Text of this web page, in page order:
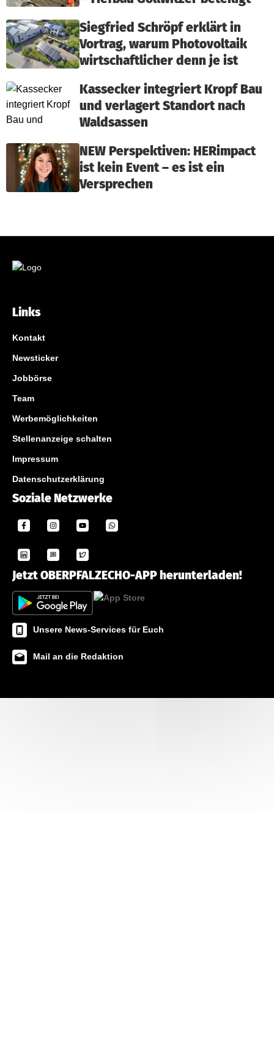
Siegfried Schröpf erklärt in
Vortrag, warum Photovoltaik
wirtschaftlicher denn je ist
Kassecker integriert Kropf Bau
und verlagert Standort nach
Waldsassen
NEW Perspektiven: HERimpact
ist kein Event – es ist ein
Versprechen
Links
Kontakt
Newsticker
Jobbörse
Team
Werbemöglichkeiten
Stellenanzeige schalten
Impressum
Datenschutzerklärung
Soziale Netzwerke
Jetzt OBERPFALZECHO-APP herunterladen!
Unsere News-Services für Euch
Mail an die Redaktion